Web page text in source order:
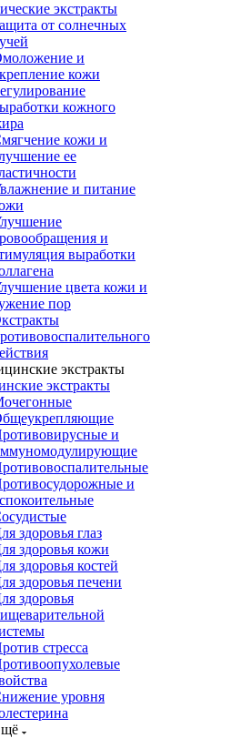
экстракты
от солнечных
и
кожи
кожного
кожи и
ее
и питание
и
выработки
цвета кожи и
пор
экстракты
и
и
здоровья глаз
здоровья кожи
здоровья костей
здоровья печени
здоровья
стресса
уровня